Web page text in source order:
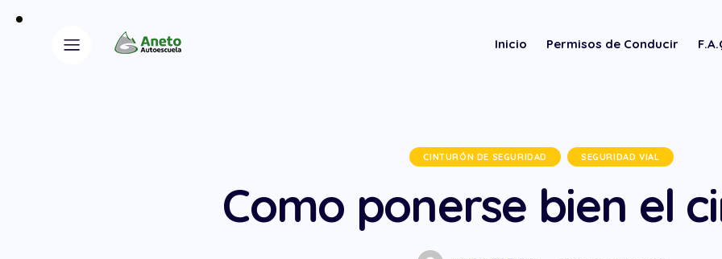
Inicio Permisos de Conducir
CINTURÓN DE SEGURIDAD SEGURIDAD VIAL
Como ponerse bien el